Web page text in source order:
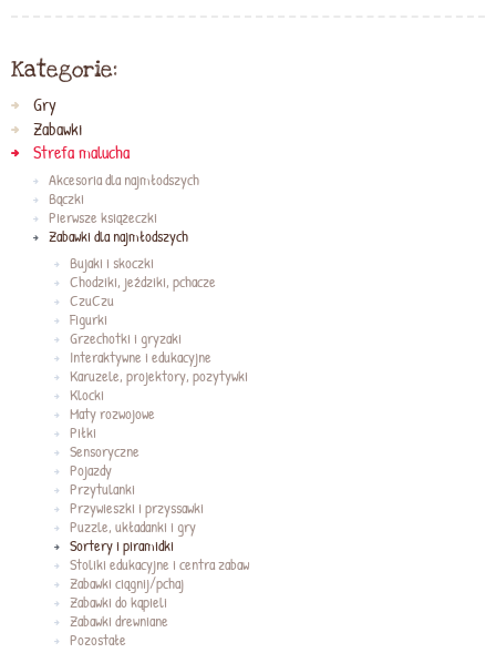
Kategorie:
Gry
Zabawki
Strefa malucha
Akcesoria dla najmłodszych
Bączki
Pierwsze książeczki
Zabawki dla najmłodszych
Bujaki i skoczki
Chodziki, jeździki, pchacze
CzuCzu
Figurki
Grzechotki i gryzaki
Interaktywne i edukacyjne
Karuzele, projektory, pozytywki
Klocki
Maty rozwojowe
Piłki
Sensoryczne
Pojazdy
Przytulanki
Przywieszki i przyssawki
Puzzle, układanki i gry
Sortery i piramidki
Stoliki edukacyjne i centra zabaw
Zabawki ciągnij/pchaj
Zabawki do kąpieli
Zabawki drewniane
Pozostałe